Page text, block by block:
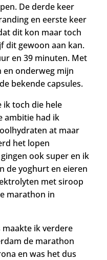
De derde keer
en eerste keer
dit kon maar toch
dit gewoon aan kan.
en 39 minuten. Met
en onderweg mijn
bekende capsules.
ik toch die hele
ambitie had ik
at maar
het lopen
ook super en ik
de yoghurt en eieren
met siroop
marathon in
ik verdere
de marathon
en was het dus